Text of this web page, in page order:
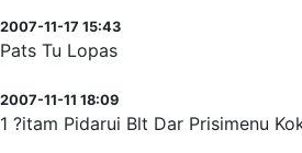
2007-11-17 15:43
Pats Tu Lopas
2007-11-11 18:09
1 ?itam Pidarui Blt Dar Prisimenu